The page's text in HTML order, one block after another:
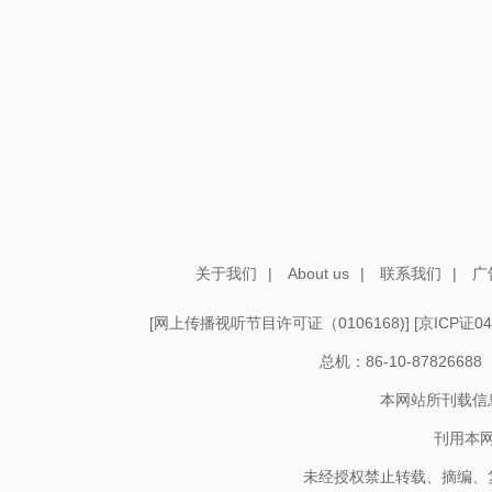
关于我们 | About us | 联系我们 |
[网上传播视听节目许可证（0106168)] [京ICP证
总机：86-10-87826688
本网站所刊载
刊用本
未经授权禁止转载、摘编